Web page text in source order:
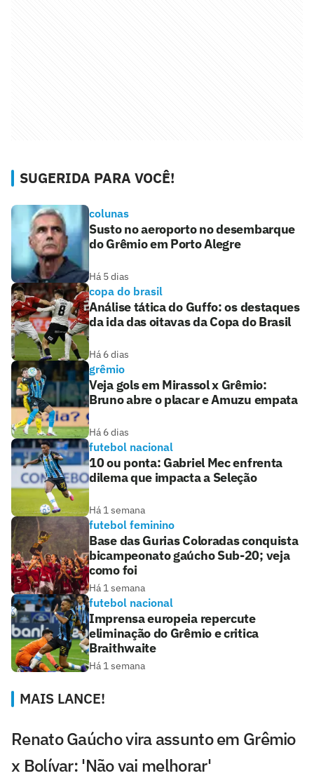
SUGERIDA PARA VOCÊ!
colunas
Susto no aeroporto no desembarque
do Grêmio em Porto Alegre
Há 5 dias
copa do brasil
Análise tática do Guffo: os destaques
da ida das oitavas da Copa do Brasil
Há 6 dias
grêmio
Veja gols em Mirassol x Grêmio:
Bruno abre o placar e Amuzu empata
Há 6 dias
futebol nacional
10 ou ponta: Gabriel Mec enfrenta
dilema que impacta a Seleção
Há 1 semana
futebol feminino
Base das Gurias Coloradas conquista
bicampeonato gaúcho Sub-20; veja
como foi
Há 1 semana
futebol nacional
Imprensa europeia repercute
eliminação do Grêmio e critica
Braithwaite
Há 1 semana
MAIS LANCE!
Renato Gaúcho vira assunto em Grêmio
x Bolívar: 'Não vai melhorar'